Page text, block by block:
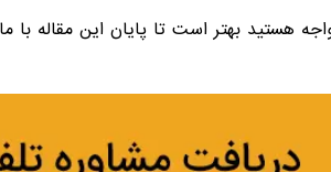
هستید بهتر است تا پایان این مقاله با